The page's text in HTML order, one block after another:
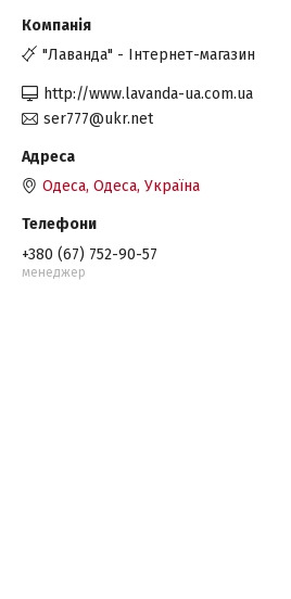
"Лаванда" - Інтернет-магазин
http://www.lavanda-ua.com.ua
ser777@ukr.net
Одеса, Одеса, Україна
+380 (67) 752-90-57
менеджер